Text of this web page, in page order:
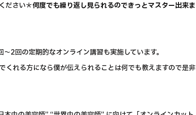
ださい＊何度でも繰り返し見られるのできっとマスター出来ま
2回の定期的なオンライン講習も実施しています。
くれる方になら僕が伝えられることは何でも教えますので是非